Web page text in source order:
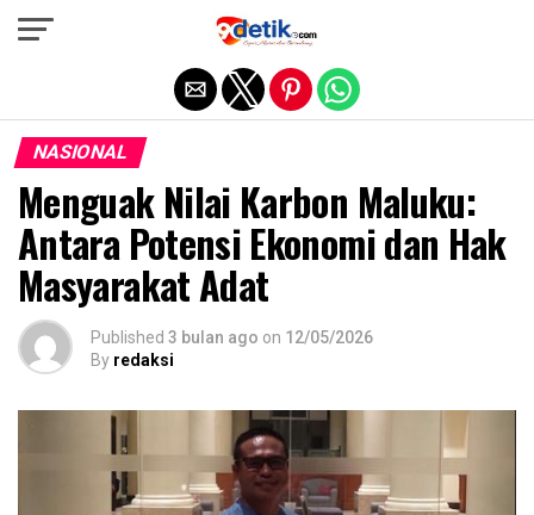
NASIONAL
Menguak Nilai Karbon Maluku:
Antara Potensi Ekonomi dan Hak
Masyarakat Adat
Published 3 bulan ago on 12/05/2026
By redaksi
Exit mobile version